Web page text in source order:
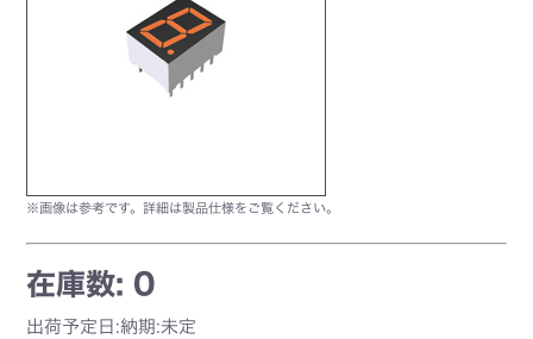
※画像は参考です。詳細は製品仕様をご覧ください。
在庫数: 0
出荷予定日:納期:未定